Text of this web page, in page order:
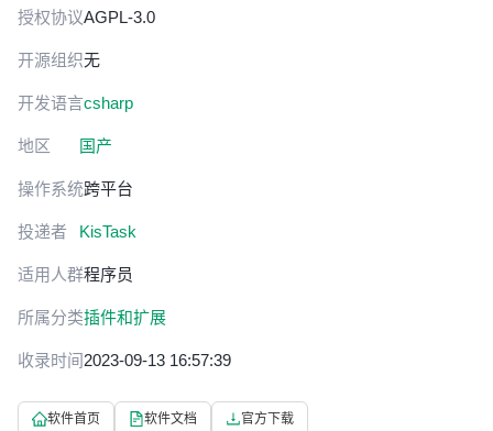
授权协议AGPL-3.0
开源组织无
开发语言csharp
地区 国产
操作系统跨平台
投递者 KisTask
适用人群程序员
所属分类插件和扩展
收录时间2023-09-13 16:57:39
软件首页 软件文档 官方下载